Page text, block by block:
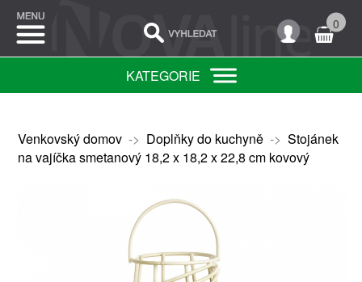
0
KATEGORIE
Venkovský domov-> Doplňky do kuchyně-> Stojánek
na vajíčka smetanový 18,2 x 18,2 x 22,8 cm kovový